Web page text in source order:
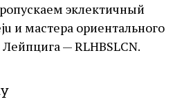
эклектичный
и мастера ориентального
— RLHBSLCN.